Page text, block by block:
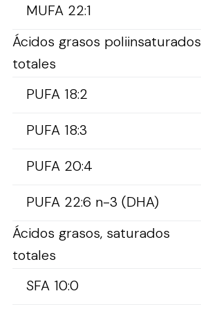
MUFA 22:1
Ácidos grasos poliinsaturados
totales
PUFA 18:2
PUFA 18:3
PUFA 20:4
PUFA 22:6 n-3 (DHA)
Ácidos grasos, saturados
totales
SFA 10:0